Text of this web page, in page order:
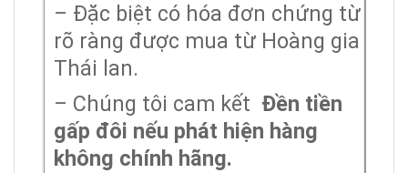
– Đặc biệt có hóa đơn chứng từ
rõ ràng được mua từ Hoàng gia
Thái lan.
– Chúng tôi cam kết Đền tiền
gấp đôi nếu phát hiện hàng
không chính hãng.